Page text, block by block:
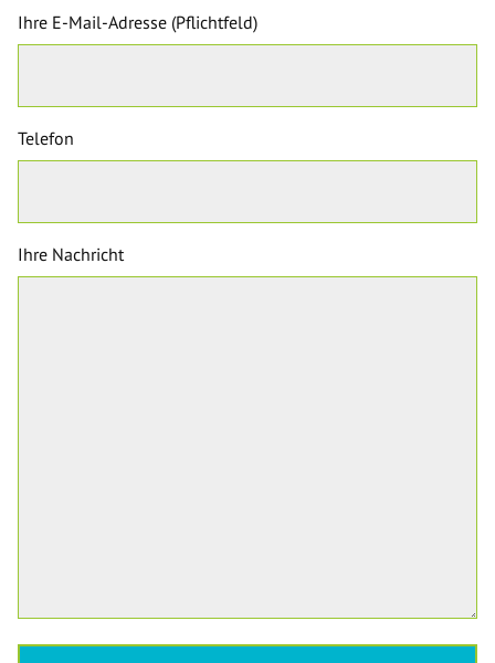
Ihre E-Mail-Adresse (Pflichtfeld)
Telefon
Ihre Nachricht